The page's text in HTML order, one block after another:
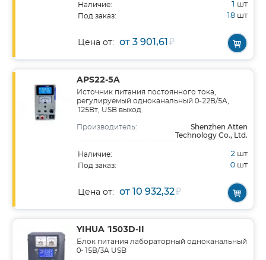
Наличие: 1 шт
Под заказ: 18 шт
Цена от: от 3 901,61₽
APS22-5A
Источник питания постоянного тока,
регулируемый одноканальный 0-22В/5A,
125Вт, USB выход
Производитель:
Shenzhen Atten
Technology Co., Ltd.
Наличие: 2 шт
Под заказ: 0 шт
Цена от: от 10 932,32₽
YIHUA 1503D-II
Блок питания лабораторный одноканальный
0-15В/3A USB